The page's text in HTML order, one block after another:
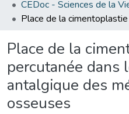
Place de la
percutanée dans
antalgique des
osseuses